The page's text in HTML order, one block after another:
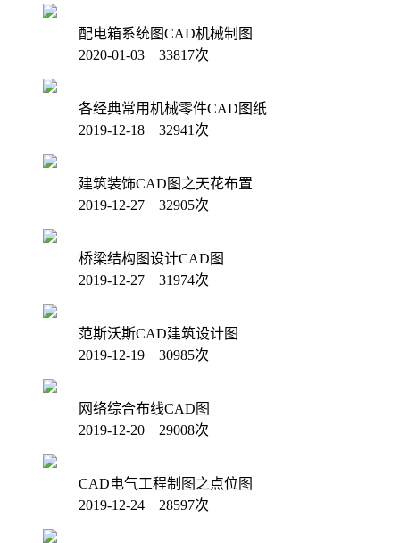
配电箱系统图CAD机械制图
2020-01-03 33817次
各经典常用机械零件CAD图纸
2019-12-18 32941次
建筑装饰CAD图之天花布置
2019-12-27 32905次
桥梁结构图设计CAD图
2019-12-27 31974次
范斯沃斯CAD建筑设计图
2019-12-19 30985次
网络综合布线CAD图
2019-12-20 29008次
CAD电气工程制图之点位图
2019-12-24 28597次